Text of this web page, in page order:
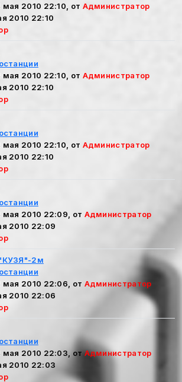
2010 22:10, от Администратор
2010 22:10
2010 22:10, от Администратор
2010 22:10
2010 22:10, от Администратор
2010 22:10
2010 22:09, от Администратор
2010 22:09
2м
2010 22:06, от Администратор
2010 22:06
мая 2010 22:03, отАдминистратор
2010 22:03